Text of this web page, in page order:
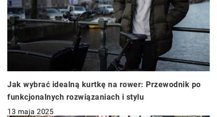
Jak wybrać idealną kurtkę na rower: Przewodnik po
funkcjonalnych rozwiązaniach i stylu
13 maja 2025